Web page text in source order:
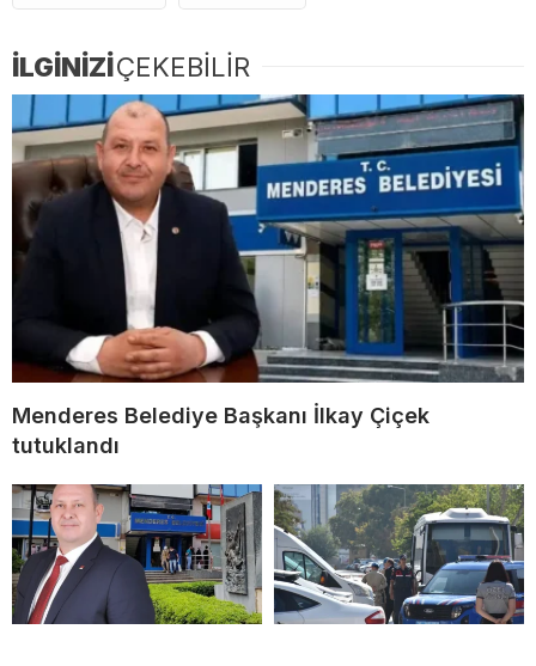
İLGİNİZİÇEKEBİLİR
Menderes Belediye Başkanı İlkay Çiçek
tutuklandı